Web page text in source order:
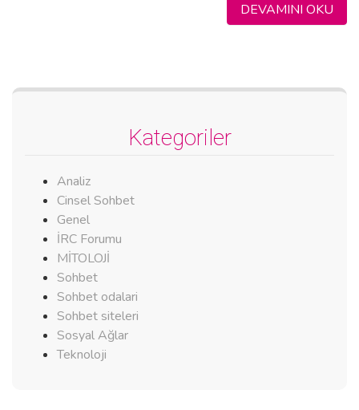
DEVAMINI OKU
Kategoriler
Analiz
Cinsel Sohbet
Genel
İRC Forumu
MİTOLOJİ
Sohbet
Sohbet odalari
Sohbet siteleri
Sosyal Ağlar
Teknoloji